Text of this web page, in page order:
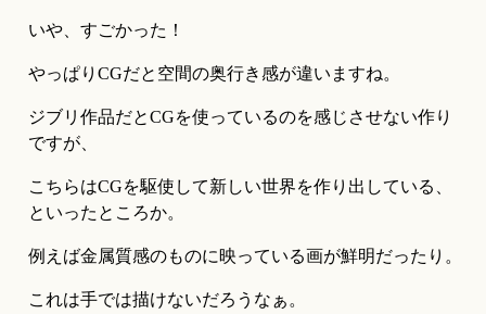
いや、すごかった！
やっぱりCGだと空間の奥行き感が違いますね。
ジブリ作品だとCGを使っているのを感じさせない作り
ですが、
こちらはCGを駆使して新しい世界を作り出している、
といったところか。
例えば金属質感のものに映っている画が鮮明だったり。
これは手では描けないだろうなぁ。